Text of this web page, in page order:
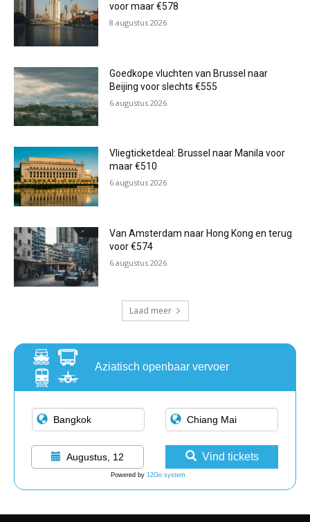
voor maar €578
8 augustus 2026
Goedkope vluchten van Brussel naar
Beijing voor slechts €555
6 augustus 2026
Vliegticketdeal: Brussel naar Manila voor
maar €510
6 augustus 2026
Van Amsterdam naar Hong Kong en terug
voor €574
6 augustus 2026
Laad meer
Aziatisch openbaar vervoer
Augustus, 12 Vind tickets
Powered by 12Go system